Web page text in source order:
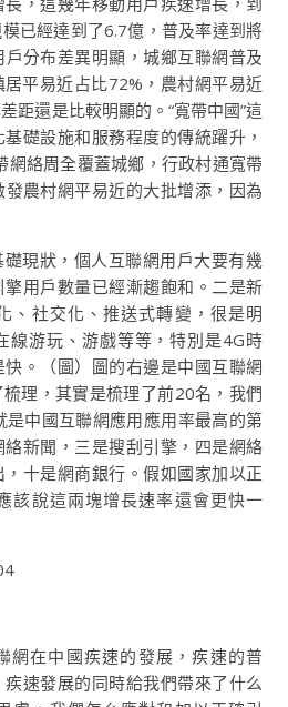
已經達到了6.7億，普及率達到將
分布差異明顯，城鄉互聯網普及
平易近占比72%，農村網平易近
距還是比較明顯的。“寬帶中國”這
礎設施和服務程度的傳統躍升，
絡周全覆蓋城鄉，行政村通寬帶
農村網平易近的大批增添，因為
現狀，個人互聯網用戶大要有幾
用戶數量已經漸趨飽和。二是新
、社交化、推送式轉變，很是明
線游玩、游戲等等，特別是4G時
。（圖）圖的右邊是中國互聯網
理，其實是梳理了前20名，我們
中國互聯網應用應用率最高的第
新聞，三是搜刮引擎，四是網絡
十是網商銀行。假如國家加以正
該說這兩塊增長速率還會更快一
網在中國疾速的發展，疾速的普
速發展的同時給我們帶來了什么